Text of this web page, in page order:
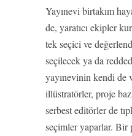
Yayınevi birtakım
de, yaratıcı ekipler
tek seçici ve
seçilecek ya da
yayınevinin kendi de
illüstratörler, proje
serbest editörler de
seçimler yaparlar. Bir